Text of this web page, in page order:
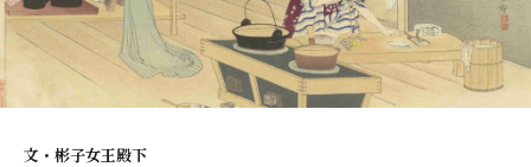
文・ 彬子女王殿下